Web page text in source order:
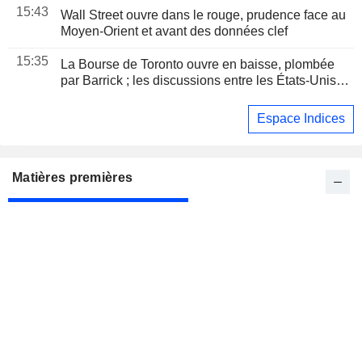
15:43
Wall Street ouvre dans le rouge, prudence face au
Moyen-Orient et avant des données clef
15:35
La Bourse de Toronto ouvre en baisse, plombée
par Barrick ; les discussions entre les États-Unis et
Espace Indices
Matières premières